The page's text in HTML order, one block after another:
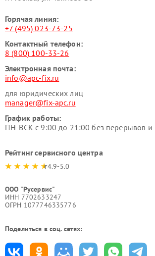
Горячая линия:
+7 (495) 023-73-25
Контактный телефон:
8 (800) 100-33-26
Электронная почта:
info@apc-fix.ru
для юридических лиц
manager@fix-apc.ru
График работы:
ПН-ВСК с 9:00 до 21:00 без перерывов
Рейтинг сервисного центра
4.9-5.0
ООО "Русервис"
ИНН 7702633247
ОГРН 1077746335776
Поделиться в соц. сетях: